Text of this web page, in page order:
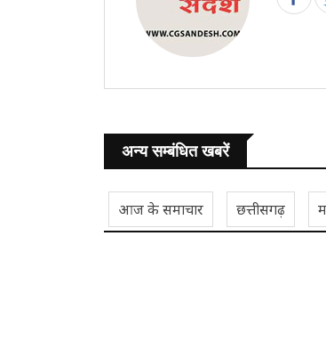
अन्य सम्बंधित खबरें
आज के समाचार छत्तीसगढ़